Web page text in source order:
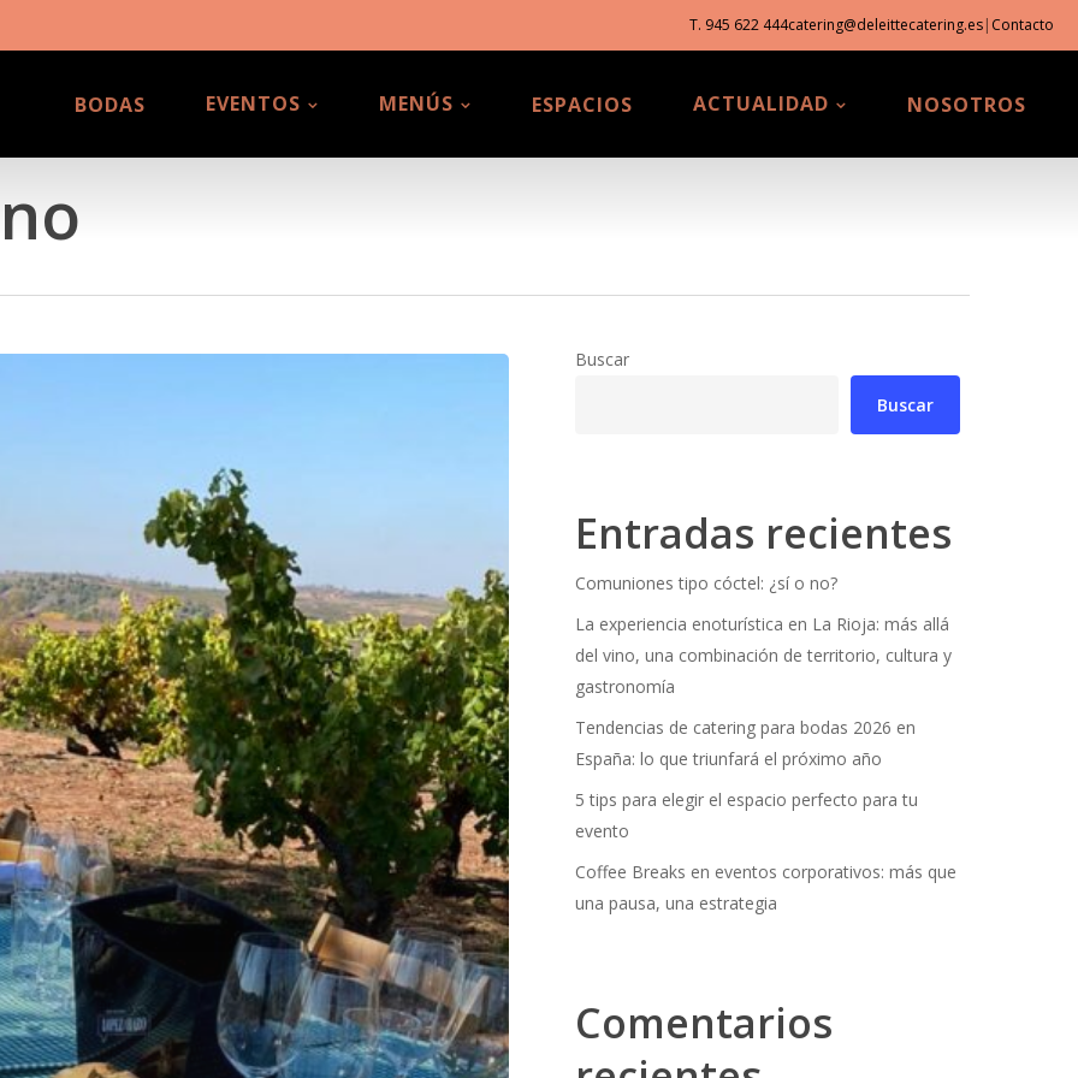
T. 945 622 444catering@deleittecatering.es| Contacto
BODAS EVENTOS MENÚS ESPACIOS ACTUALIDAD NOSOTROS
Buscar
Buscar
Entradas recientes
Comuniones tipo cóctel: ¿sí o no?
La experiencia enoturística en La Rioja: más allá
del vino, una combinación de territorio, cultura y
gastronomía
Tendencias de catering para bodas 2026 en
España: lo que triunfará el próximo año
5 tips para elegir el espacio perfecto para tu
evento
Coffee Breaks en eventos corporativos: más que
una pausa, una estrategia
Comentarios